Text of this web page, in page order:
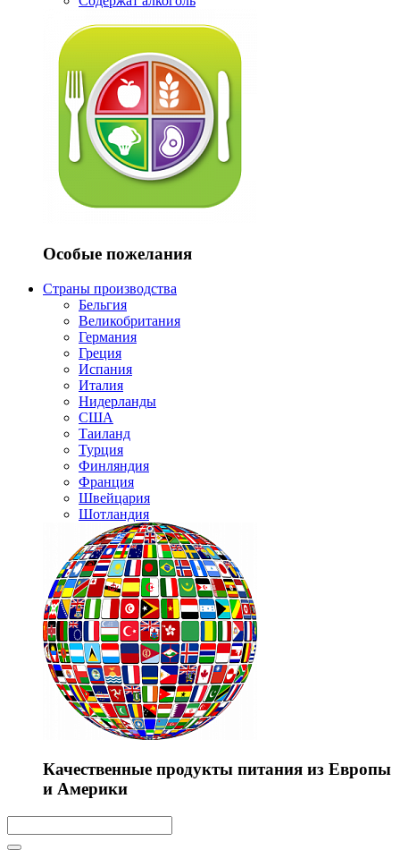
Особые пожелания
Страны производства
Бельгия
Великобритания
Германия
Греция
Испания
Италия
Нидерланды
США
Таиланд
Турция
Финляндия
Франция
Швейцария
Шотландия
Качественные продукты питания из Европы
и Америки